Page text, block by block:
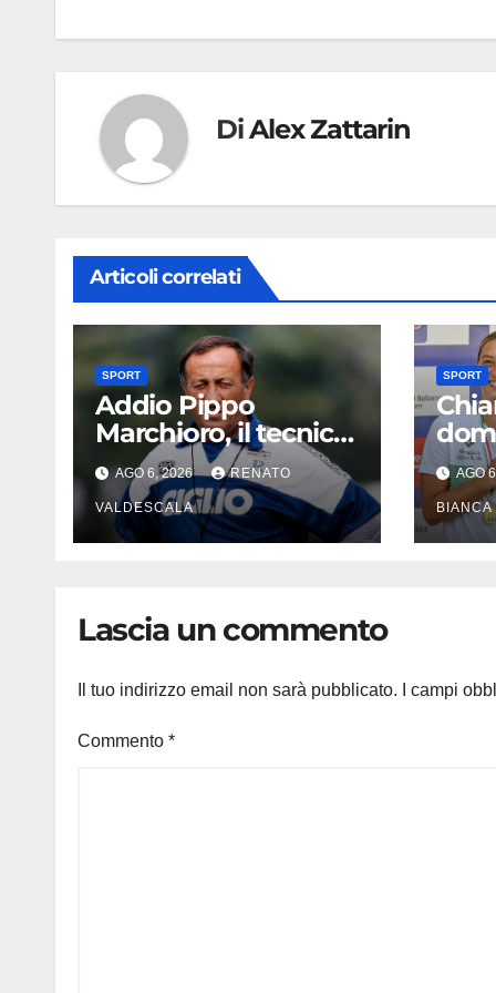
DiAlex Zattarin
Articoli correlati
SPORT
Addio Pippo
Marchioro, il tecnico
delle promozioni:
«Ha scritto pagine
indimenticabili del
nostro calcio»
AGO 6, 2026 RENATO
VALDESCALA
SPORT
di
inAGO
BIANCA
Lascia un commento
Il tuo indirizzo email non sarà pubblicato. I campi
Commento *